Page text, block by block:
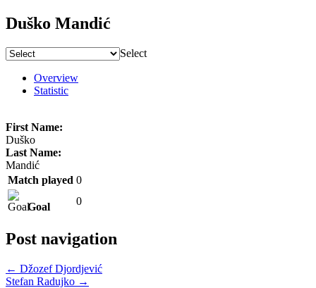
Duško Mandić
Select
Overview
Statistic
First Name:
Duško
Last Name:
Mandić
Match played 0
Goal 0
Post navigation
← Džozef Djordjević
Stefan Radujko →